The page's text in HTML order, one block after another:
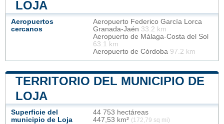
LOJA
Aeropuertos
cercanos
Aeropuerto Federico García Lorca
Granada-Jaén 33.2 km
Aeropuerto de Málaga-Costa del Sol
63.1 km
Aeropuerto de Córdoba 97.2 km
TERRITORIO DEL MUNICIPIO DE
LOJA
Superficie del
municipio de Loja
44 753 hectáreas
447,53 km² (172,79 sq mi)